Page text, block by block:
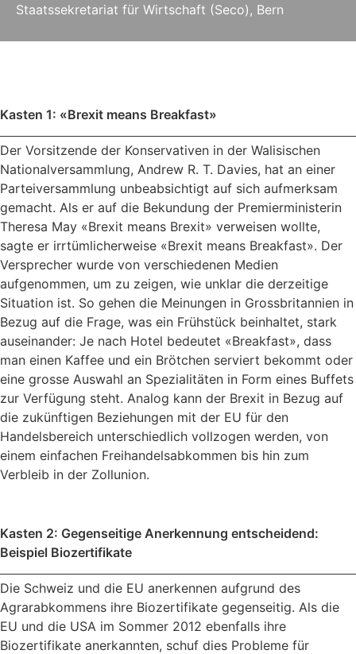
Staatssekretariat für Wirtschaft (Seco), Bern
Kasten 1: «Brexit means Breakfast»
Der Vorsitzende der Konservativen in der Walisischen
Nationalversammlung, Andrew R. T. Davies, hat an einer
Parteiversammlung unbeabsichtigt auf sich aufmerksam
gemacht. Als er auf die Bekundung der Premierministerin
Theresa May «Brexit means Brexit» verweisen wollte,
sagte er irrtümlicherweise «Brexit means Breakfast». Der
Versprecher wurde von verschiedenen Medien
aufgenommen, um zu zeigen, wie unklar die derzeitige
Situation ist. So gehen die Meinungen in Grossbritannien in
Bezug auf die Frage, was ein Frühstück beinhaltet, stark
auseinander: Je nach Hotel bedeutet «Breakfast», dass
man einen Kaffee und ein Brötchen serviert bekommt oder
eine grosse Auswahl an Spezialitäten in Form eines Buffets
zur Verfügung steht. Analog kann der Brexit in Bezug auf
die zukünftigen Beziehungen mit der EU für den
Handelsbereich unterschiedlich vollzogen werden, von
einem einfachen Freihandelsabkommen bis hin zum
Verbleib in der Zollunion.
Kasten 2: Gegenseitige Anerkennung entscheidend:
Beispiel Biozertifikate
Die Schweiz und die EU anerkennen aufgrund des
Agrarabkommens ihre Biozertifikate gegenseitig. Als die
EU und die USA im Sommer 2012 ebenfalls ihre
Biozertifikate anerkannten, schuf dies Probleme für